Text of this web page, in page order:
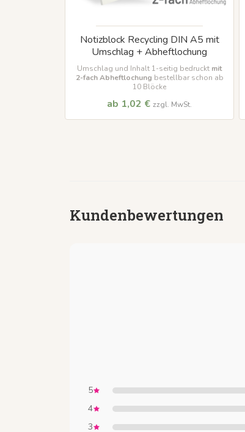
Notizblock Recycling DIN A5 mit
Umschlag + Abheftlochung
Umschlag und Inhalt 1-seitig bedruckt mit
2-fach Abheftlochung bestellbar schon ab
10 Blöcke
ab 1,02 € zzgl. MwSt.
Kundenbewertungen
5
4
3